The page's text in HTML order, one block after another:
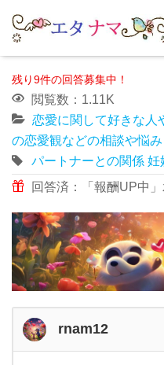
残り9件の回答募集中！
閲覧数：1.11K
恋愛に関して好きな人
の恋愛観などの相談や悩み
パートナーとの関係 妊
回答済：「報酬UP中
rnam12